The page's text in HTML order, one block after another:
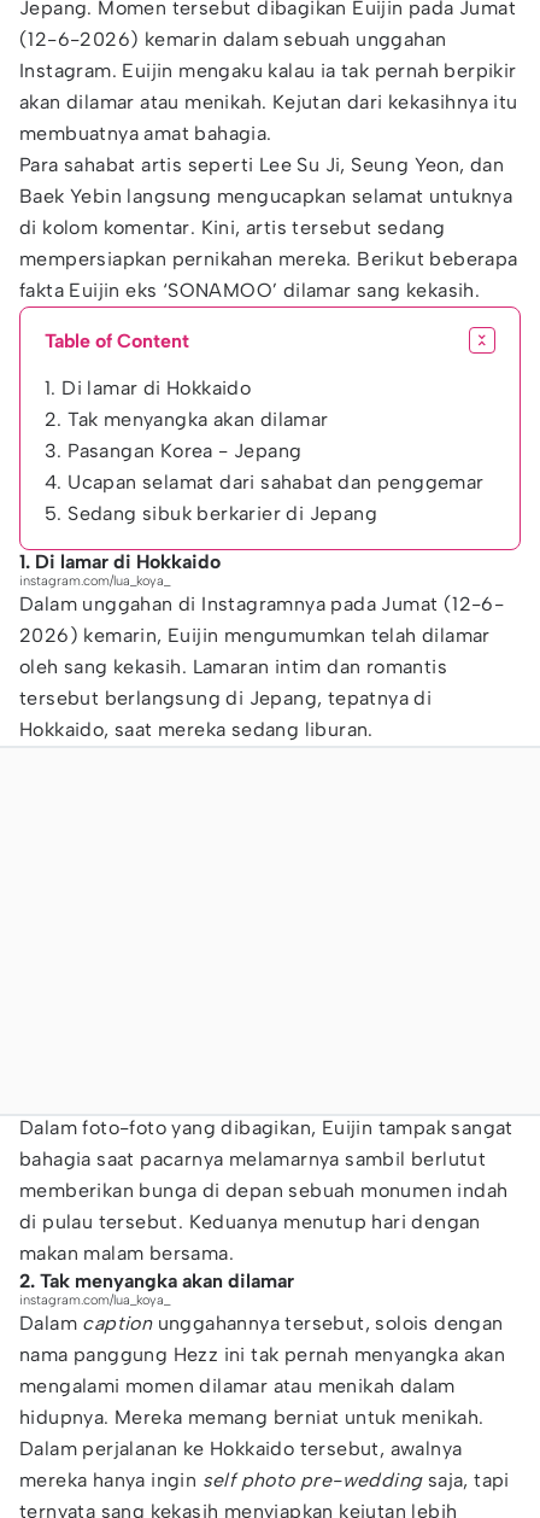
Jepang. Momen tersebut dibagikan Euijin pada Jumat
(12-6-2026) kemarin dalam sebuah unggahan
Instagram. Euijin mengaku kalau ia tak pernah berpikir
akan dilamar atau menikah. Kejutan dari kekasihnya itu
membuatnya amat bahagia.
Para sahabat artis seperti Lee Su Ji, Seung Yeon, dan
Baek Yebin langsung mengucapkan selamat untuknya
di kolom komentar. Kini, artis tersebut sedang
mempersiapkan pernikahan mereka. Berikut beberapa
fakta Euijin eks ‘SONAMOO’ dilamar sang kekasih.
Table of Content
1. Di lamar di Hokkaido
2. Tak menyangka akan dilamar
3. Pasangan Korea - Jepang
4. Ucapan selamat dari sahabat dan penggemar
5. Sedang sibuk berkarier di Jepang
1. Di lamar di Hokkaido
instagram.com/lua_koya_
Dalam unggahan di Instagramnya pada Jumat (12-6-
2026) kemarin, Euijin mengumumkan telah dilamar
oleh sang kekasih. Lamaran intim dan romantis
tersebut berlangsung di Jepang, tepatnya di
Hokkaido, saat mereka sedang liburan.
Dalam foto-foto yang dibagikan, Euijin tampak sangat
bahagia saat pacarnya melamarnya sambil berlutut
memberikan bunga di depan sebuah monumen indah
di pulau tersebut. Keduanya menutup hari dengan
makan malam bersama.
2. Tak menyangka akan dilamar
instagram.com/lua_koya_
Dalam caption unggahannya tersebut, solois dengan
nama panggung Hezz ini tak pernah menyangka akan
mengalami momen dilamar atau menikah dalam
hidupnya. Mereka memang berniat untuk menikah.
Dalam perjalanan ke Hokkaido tersebut, awalnya
mereka hanya ingin self photo pre-weddingsaja, tapi
ternyata sang kekasih menyiapkan kejutan lebih